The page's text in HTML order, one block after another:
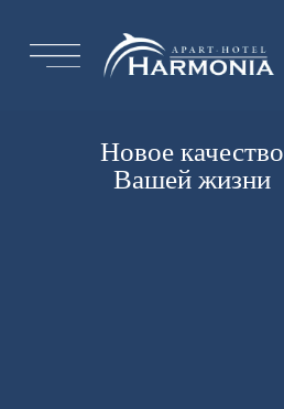
Новое качество
Вашей жизни